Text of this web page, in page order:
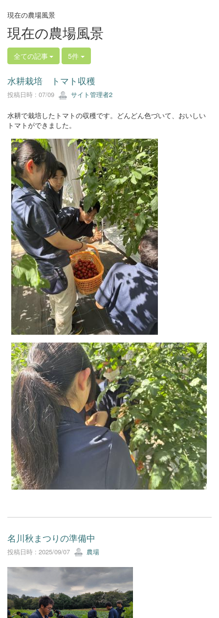
現在の農場風景
現在の農場風景
全ての記事 5件
水耕栽培 トマト収穫
投稿日時 : 07/09 サイト管理者2
水耕で栽培したトマトの収穫です。どんどん色づいて、おいしい
トマトができました。
名川秋まつりの準備中
投稿日時 : 2025/09/07 農場